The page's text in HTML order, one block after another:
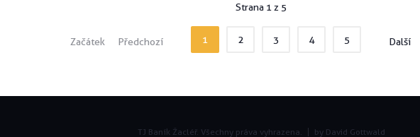
Strana 1 z 5
Začátek Předchozí 1 2 3 4 5 Další
TJ Baník Žacléř. Všechny práva vyhrazena. by David Gottwald